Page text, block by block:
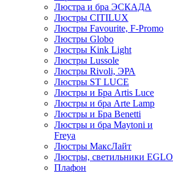
Люстра и бра ЭСКАДА
Люстры CITILUX
Люстры Favourite, F-Promo
Люстры Globo
Люстры Kink Light
Люстры Lussole
Люстры Rivoli, ЭРА
Люстры ST LUCE
Люстры и Бра Artis Luce
Люстры и бра Arte Lamp
Люстры и Бра Benetti
Люстры и бра Maytoni и
Freya
Люстры МаксЛайт
Люстры, светильники EGLO
Плафон